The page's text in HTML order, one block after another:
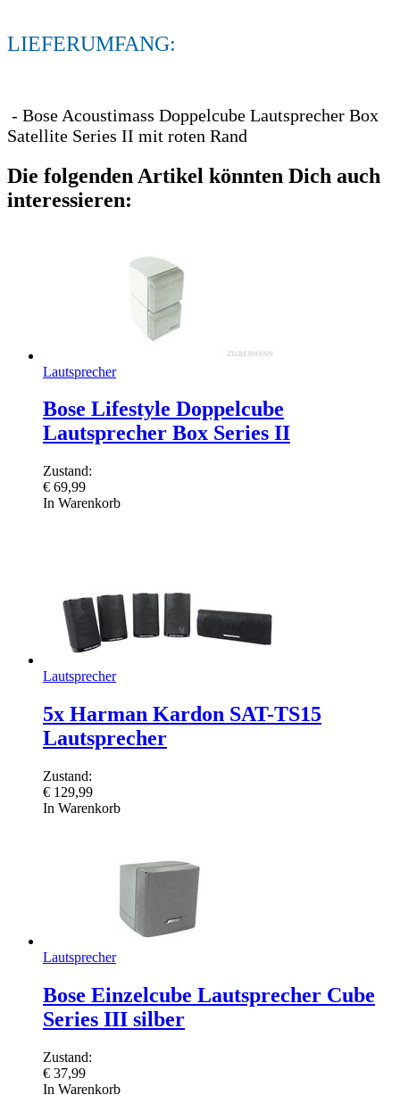
LIEFERUMFANG:
- Bose Acoustimass Doppelcube Lautsprecher Box
Satellite Series II mit roten Rand
Die folgenden Artikel könnten Dich auch
interessieren:
Lautsprecher
Bose Lifestyle Doppelcube
Lautsprecher Box Series II
Zustand:
€ 69,99
In Warenkorb
Lautsprecher
5x Harman Kardon SAT-TS15
Lautsprecher
Zustand:
€ 129,99
In Warenkorb
Lautsprecher
Bose Einzelcube Lautsprecher Cube
Series III silber
Zustand:
€ 37,99
In Warenkorb